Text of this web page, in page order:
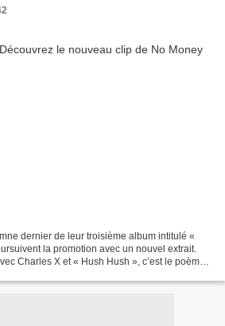
dernier de leur troisième album intitulé «
la promotion avec un nouvel extrait.
Charles X et « Hush Hush », c’est le poème